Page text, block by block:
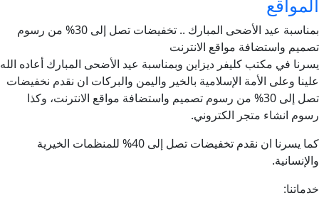
المواقع
بمناسبة عيد الأضحى المبارك .. تخفيضات تصل إلى 30% من رسوم
تصميم واستضافة مواقع الانترنت
يسرنا في مكتب كليفر ديزاين وبمناسبة عيد الأضحى المبارك أعاده الله
علينا وعلى الأمة الإسلامية بالخير واليمن والبركات ان نقدم نخفيضات
تصل إلى 30% من رسوم تصميم واستضافة مواقع الانترنت، وكذا
رسوم انشاء متجر الكتروني.
كما يسرنا ان نقدم تخفيضات تصل إلى 40% للمنظمات الخيرية
والإنسانية.
خدماتنا: